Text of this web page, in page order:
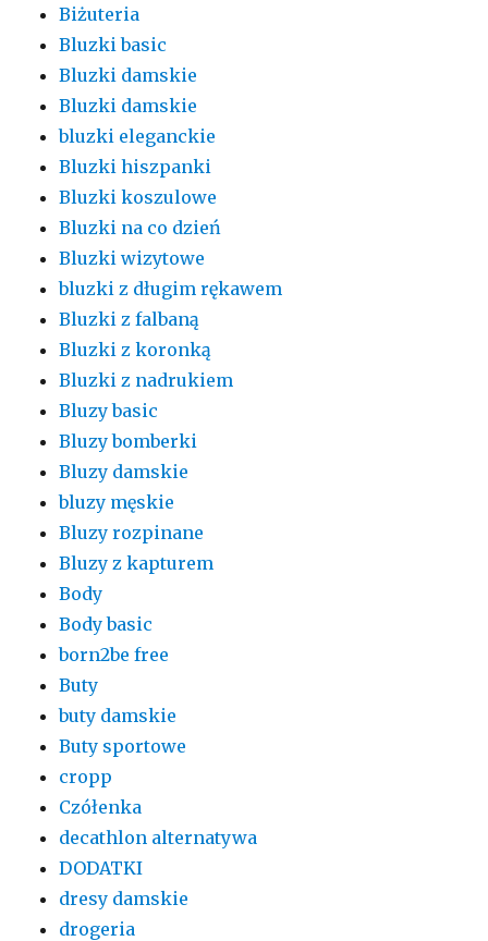
Biżuteria
Bluzki basic
Bluzki damskie
Bluzki damskie
bluzki eleganckie
Bluzki hiszpanki
Bluzki koszulowe
Bluzki na co dzień
Bluzki wizytowe
bluzki z długim rękawem
Bluzki z falbaną
Bluzki z koronką
Bluzki z nadrukiem
Bluzy basic
Bluzy bomberki
Bluzy damskie
bluzy męskie
Bluzy rozpinane
Bluzy z kapturem
Body
Body basic
born2be free
Buty
buty damskie
Buty sportowe
cropp
Czółenka
decathlon alternatywa
DODATKI
dresy damskie
drogeria